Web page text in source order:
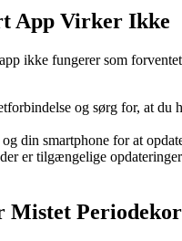
App Virker Ikke
ikke fungerer som
og sørg for, at du
din smartphone for at
er tilgængelige
Mistet